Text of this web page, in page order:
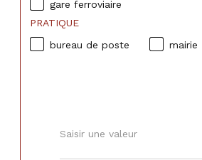
gare ferroviaire
PRATIQUE
bureau de poste
mairie
Saisir une valeur